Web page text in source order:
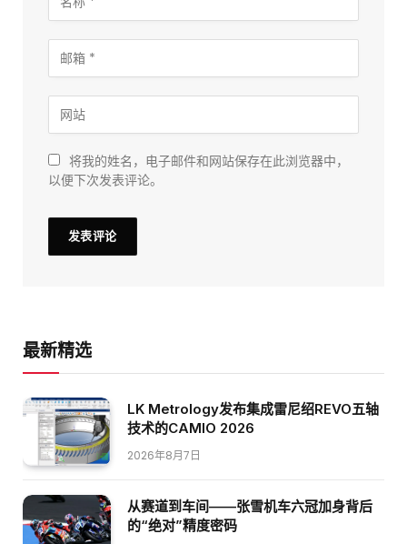
将我的姓名，电子邮件和网站保存在此浏览器中，
以便下次发表评论。
最新精选
LK Metrology发布集成雷尼绍REVO五轴
技术的CAMIO 2026
2026年8月7日
从赛道到车间——张雪机车六冠加身背后
的“绝对”精度密码